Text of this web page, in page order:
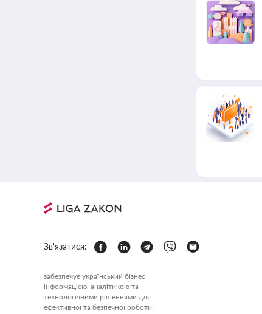
Зв'язатися:
забезпечує український бізнес
інформацією, аналітикою та
технологічними рішеннями для
ефективної та безпечної роботи.